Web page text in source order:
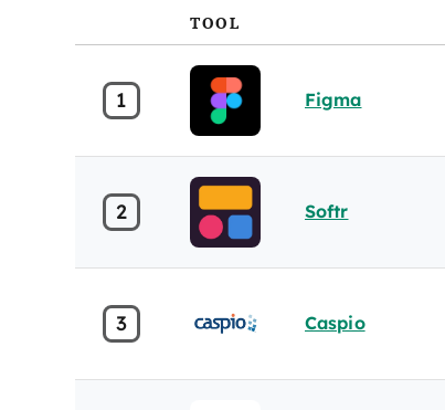
TOOL
1 Figma
2 Softr
3 Caspio